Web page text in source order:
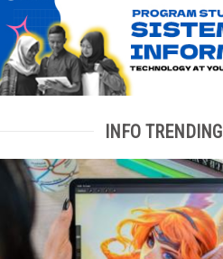
INFO TRENDING